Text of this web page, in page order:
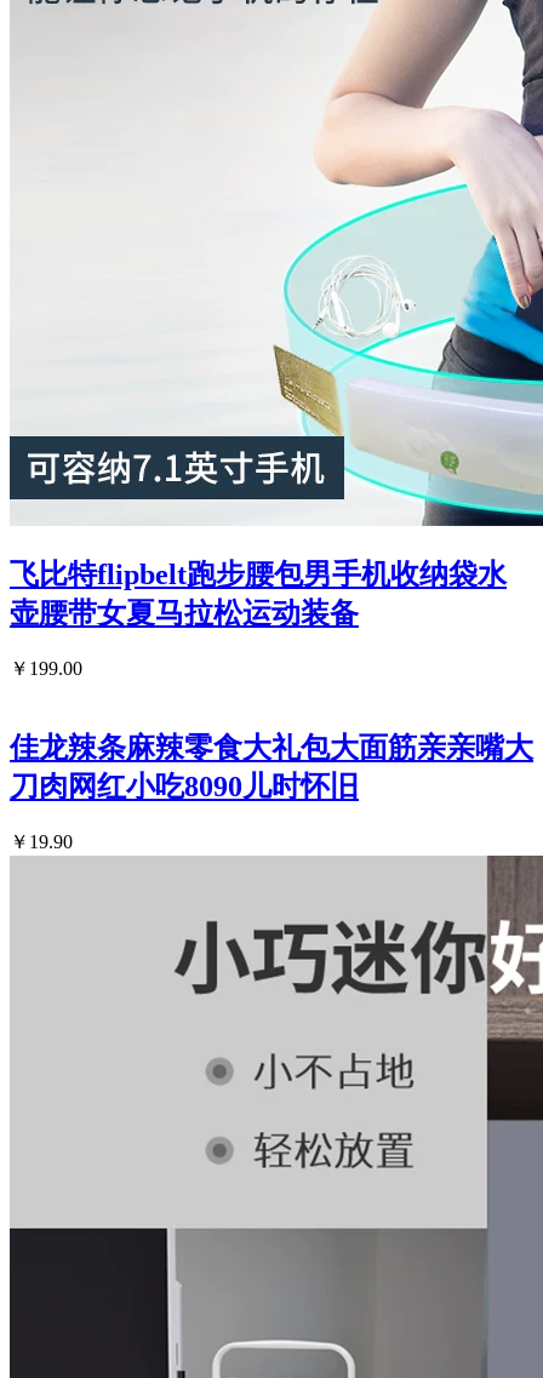
飞比特flipbelt跑步腰包男手机收纳袋水
壶腰带女夏马拉松运动装备
￥199.00
佳龙辣条麻辣零食大礼包大面筋亲亲嘴大
刀肉网红小吃8090儿时怀旧
￥19.90